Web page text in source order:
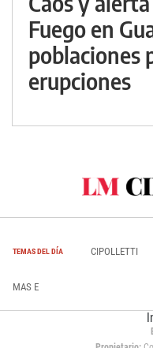
Fuego en
poblaciones
erupciones
TEMAS DEL DÍA CIPOLLETTI
MAS E